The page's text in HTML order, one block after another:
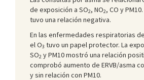
de exposición a SO2, NO2, CO y
tuvo una relación negativa.
En las enfermedades respiratorias de
el O3 tuvo un papel protector. La
SO2 y PM10 mostró una relación
comprobó aumento de ERVB/asma
y sin relación con PM10.